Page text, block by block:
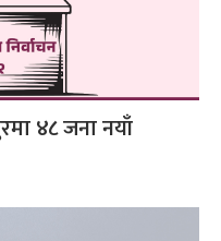
४८ जना नयाँ